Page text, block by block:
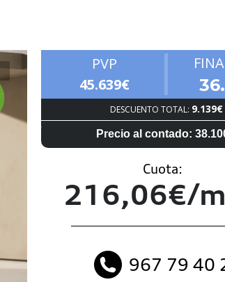
PVP
45.639€
DESCUENTO TOTAL: 9.139€
Precio al contado:
Cuota:
216,06€/
967 79 40